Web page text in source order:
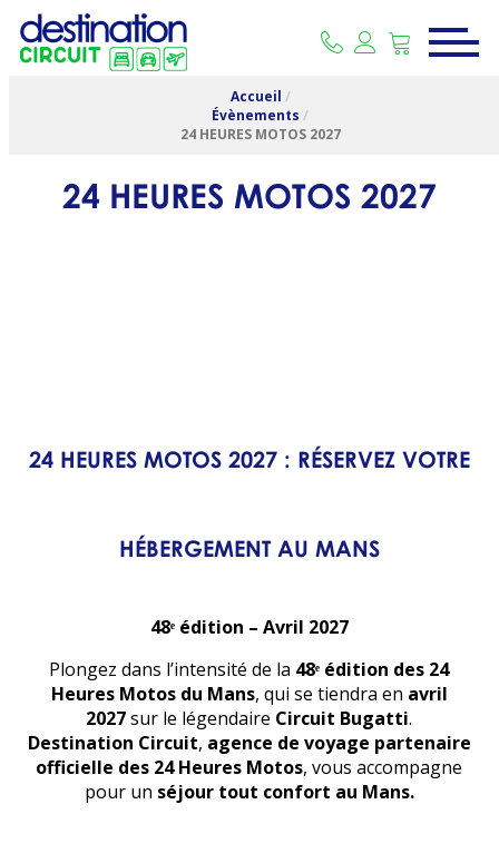
Accueil /
Évènements /
24 HEURES MOTOS 2027
24 HEURES MOTOS 2027
24 HEURES MOTOS 2027 : RÉSERVEZ VOTRE
HÉBERGEMENT AU MANS
48ᵉ édition – Avril 2027
Plongez dans l’intensité de la 48ᵉ édition des 24
Heures Motos du Mans, qui se tiendra en avril
2027sur le légendaire Circuit Bugatti.
Destination Circuit, agence de voyage partenaire
officielle des 24 Heures Motos, vous accompagne
pour un séjour tout confort au Mans.